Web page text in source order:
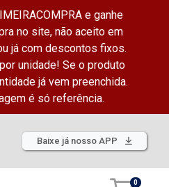
e ganhe
no site, não aceito em
já com descontos fixos.
unidade! Se o produto
já vem preenchida.
é só referência.
Baixe já nosso APP
0